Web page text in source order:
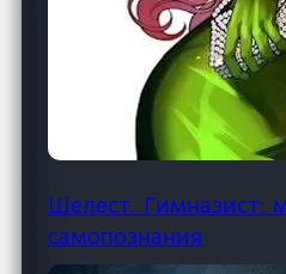
Шелест. Гимназист:
самопознания